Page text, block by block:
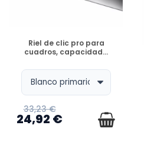
DISPONIBLE
Riel de clic pro para
cuadros, capacidad...
33,23 €
24,92 €